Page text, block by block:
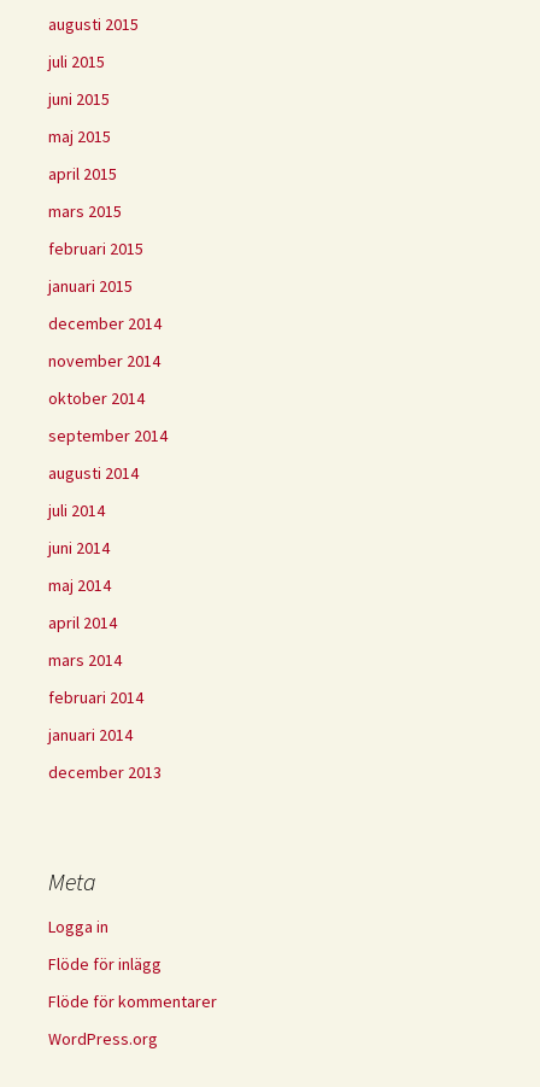
augusti 2015
juli 2015
juni 2015
maj 2015
april 2015
mars 2015
februari 2015
januari 2015
december 2014
november 2014
oktober 2014
september 2014
augusti 2014
juli 2014
juni 2014
maj 2014
april 2014
mars 2014
februari 2014
januari 2014
december 2013
Meta
Logga in
Flöde för inlägg
Flöde för kommentarer
WordPress.org